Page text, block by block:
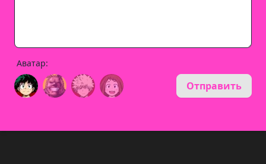
Аватар:
Отправить